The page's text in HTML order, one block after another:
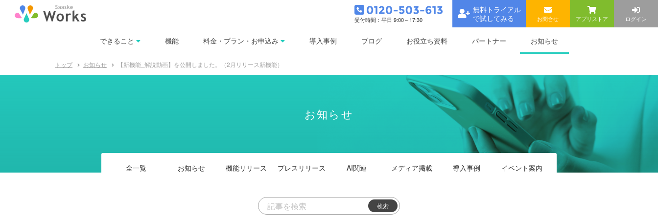
受付時間：平日 9:00～17:30
無料トライアル
で試してみる
お問合せ アプリストア ログイン
できること 機能 料金・プラン・お申込み 導入事例 ブログ お役立ち資料 パートナー お知らせ
トップ お知らせ 【新機能_解説動画】を公開しました。（2月リリース新機能）
お知らせ
全一覧 お知らせ 機能リリース プレス リリース AI関連 メディア掲載 導入事例 イベント案内